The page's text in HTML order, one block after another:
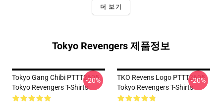
더 보기
Tokyo Revengers 제품정보
Tokyo Gang Chibi PTTT2605
Tokyo Revengers T-Shirts
-20%
TKO Revens Logo PTTT2605
Tokyo Revengers T-Shirts
-20%